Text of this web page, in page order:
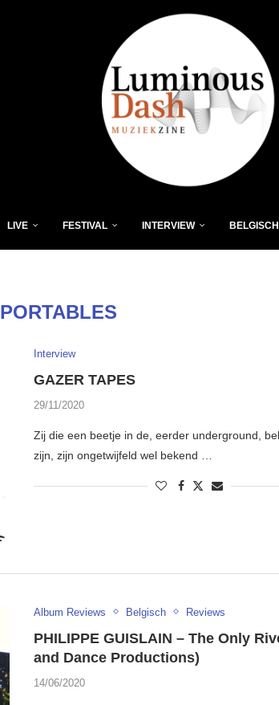
LIVE FESTIVAL INTERVIEW BELGISCH
PORTABLES
Interview
GAZER TAPES
29/11/2020
Zij die een beetje in de, eerder underground,
zijn, zijn ongetwijfeld wel bekend …
Album Reviews Belgisch Reviews
PHILIPPE GUISLAIN – The Only
and Dance Productions)
14/06/2020